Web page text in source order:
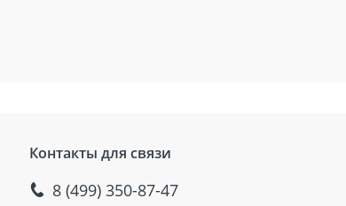
Контакты для связи
8 (499) 350-87-47